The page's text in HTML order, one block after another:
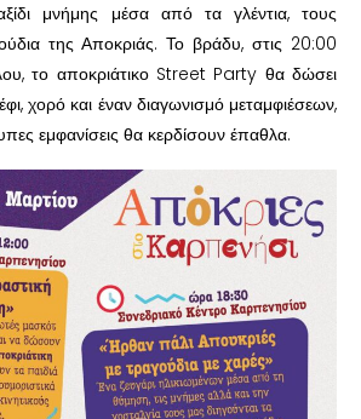
μνήμης μέσα από τα γλέντια, τους
της Αποκριάς. Το βράδυ, στις 20:00
το αποκριάτικο Street Party θα δώσει
χορό και έναν διαγωνισμό μεταμφιέσεων,
εμφανίσεις θα κερδίσουν έπαθλα.